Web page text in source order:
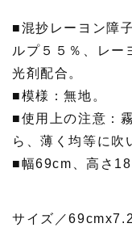
■混抄レーヨン
ルプ５５％、レー
光剤配合。
■模様：無地。
■使用上の注意：
ら、薄く均等に吹
■幅69cm、高さ
サイズ／